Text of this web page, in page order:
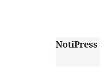
NotiPress